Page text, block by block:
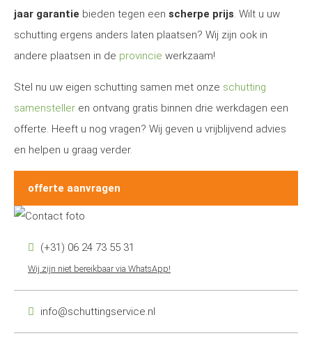
jaar garantie bieden tegen een scherpe prijs. Wilt u uw
schutting ergens anders laten plaatsen? Wij zijn ook in
andere plaatsen in de provincie werkzaam!
Stel nu uw eigen schutting samen met onze schutting
samensteller en ontvang gratis binnen drie werkdagen een
offerte. Heeft u nog vragen? Wij geven u vrijblijvend advies
en helpen u graag verder.
offerte aanvragen
(+31) 06 24 73 55 31
Wij zijn niet bereikbaar via WhatsApp!
info@schuttingservice.nl